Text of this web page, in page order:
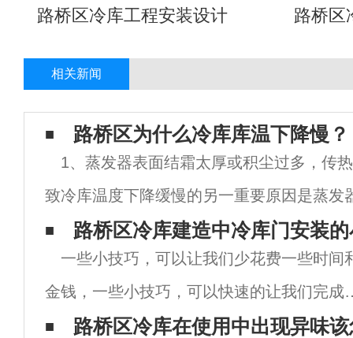
路桥区冷库工程安装设计 路桥区
相关新闻
路桥区为什么冷库库温下降慢？
1、蒸发器表面结霜太厚或积尘过多，传
致冷库温度下降缓慢的另一重要原因是蒸发
这主要是由于蒸发器表面霜层过厚或积尘过
冷库蒸发器的表面温度大多低于0℃，而库
路桥区冷库建造中冷库门安装
一些小技巧，可以让我们少花费一些时间
金钱，一些小技巧，可以快速的让我们完成
上的工作，所以一些小技巧，是非常重要的
路桥区冷库在使用中出现异味